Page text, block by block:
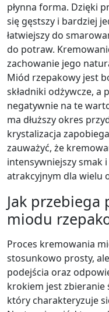
płynna forma. Dzięki
się gęstszy i bardziej
łatwiejszy do
do potraw.
zachowanie jego
Miód rzepakowy jest
składniki odżywcze, a
negatywnie na te
ma dłuższy okres
krystalizacja
zauważyć, że
intensywniejszy smak
atrakcyjnym dla wielu
Jak przebiega
miodu
Proces kremowania
stosunkowo prosty,
podejścia oraz
krokiem jest zbieranie
który charakteryzuje